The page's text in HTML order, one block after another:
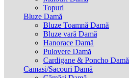
Topuri
Bluze Damă
Bluze Toamnă Damă
Bluze vară Damă
Hanorace Damă
Pulovere Damă
Cardigane & Poncho Damă
Camasi/Sacouri Damă